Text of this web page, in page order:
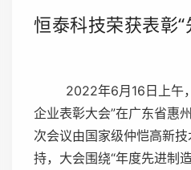
恒泰科技荣获表彰
2022年6月16日上午，
企业表彰大会”在广东省惠
次会议由国家级仲恺高新
持，大会围绕“年度先进制